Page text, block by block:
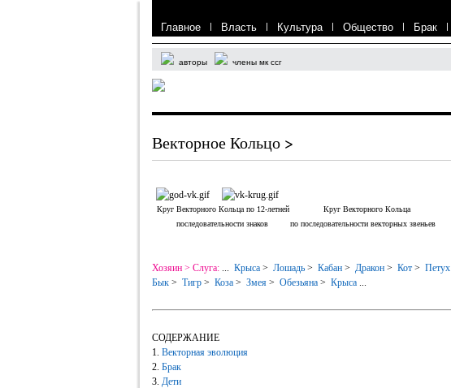
Главное | Власть | Культура | Общество | Брак |
авторы члены мк ссг
Векторное Кольцо >
Круг Векторного Кольца по 12-летней Круг Векторного Кольца
последовательности знаков по последовательности векторных звеньев
Хозяин > Слуга: ... Крыса > Лошадь > Кабан > Дракон > Кот > Петух
Бык > Тигр > Коза > Змея > Обезьяна > Крыса ...
СОДЕРЖАНИЕ
1. Векторная эволюция
2. Брак
3. Дети